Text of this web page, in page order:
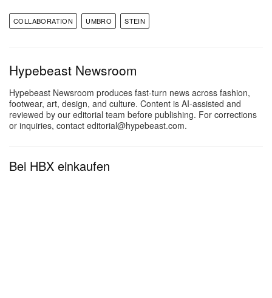
COLLABORATION UMBRO STEIN
Hypebeast Newsroom
Hypebeast Newsroom produces fast-turn news across fashion,
footwear, art, design, and culture. Content is AI-assisted and
reviewed by our editorial team before publishing. For corrections
or inquiries, contact editorial@hypebeast.com.
Bei HBX einkaufen